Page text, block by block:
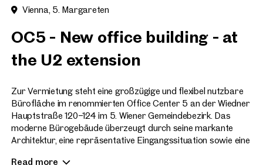
Vienna, 5. Margareten
OC5 - New office building - at
the U2 extension
Zur Vermietung steht eine großzügige und flexibel nutzbare
Bürofläche im renommierten Office Center 5 an der Wiedner
Hauptstraße 120–124 im 5. Wiener Gemeindebezirk. Das
moderne Bürogebäude überzeugt durch seine markante
Architektur, eine repräsentative Eingangssituation sowie eine
Read more
Callback Service
I have read and agree to
I would like to receive